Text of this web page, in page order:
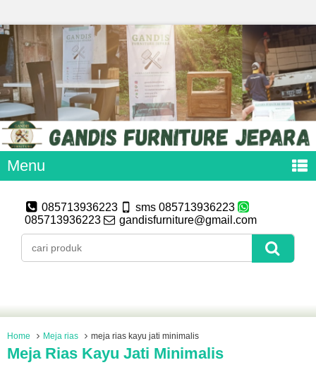
Menu
085713936223
sms 085713936223
085713936223
gandisfurniture@gmail.com
Home Meja rias meja rias kayu jati minimalis
Meja Rias Kayu Jati Minimalis